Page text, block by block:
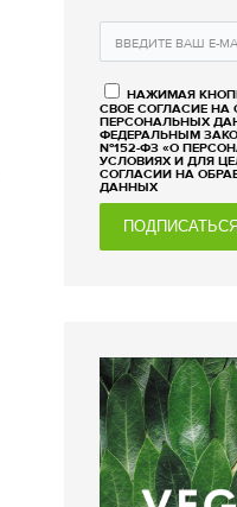
НАЖИМАЯ
СВОЕ СОГЛАСИЕ НА
ПЕРСОНАЛЬНЫХ
ФЕДЕРАЛЬНЫМ
№152-ФЗ «О
УСЛОВИЯХ И ДЛЯ
СОГЛАСИИ НА
ДАННЫХ
ПОДПИСАТЬСЯ